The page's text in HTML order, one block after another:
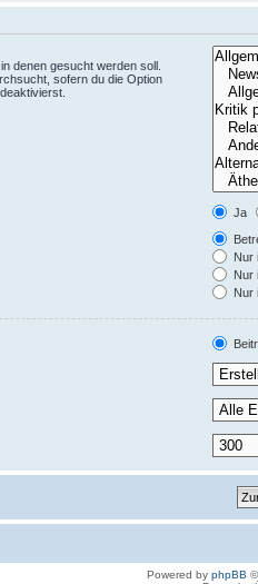
denen gesucht werden soll.
sofern du die Option
Ja
Nur
Nur
Nur
Powered by phpBB